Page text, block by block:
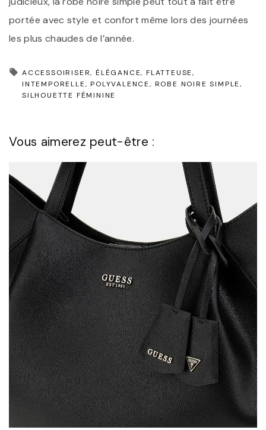
portée avec style et confort même lors des journées
les plus chaudes de l’année.
ACCESSOIRISER ÉLÉGANCE FLATTEUSE
INTEMPORELLE
POLYVALENCE ROBE NOIRE SIMPLE
SILHOUETTE FÉMININE
Vous aimerez peut-être :